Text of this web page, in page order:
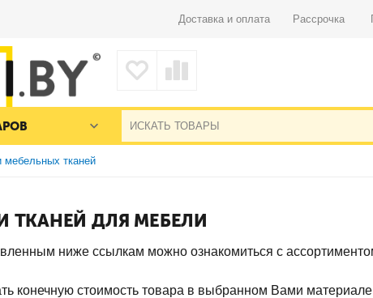
Доставка и оплата Рассрочка
мебельных тканей
ТКАНЕЙ ДЛЯ МЕБЕЛИ
ниже ссылкам можно ознакомиться с
конечную стоимость товара в выбранном Вами